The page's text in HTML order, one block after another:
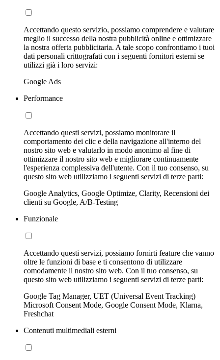
Accettando questo servizio, possiamo comprendere e valutare
meglio il successo della nostra pubblicità online e ottimizzare
la nostra offerta pubblicitaria. A tale scopo confrontiamo i tuoi
dati personali crittografati con i seguenti fornitori esterni se
utilizzi già i loro servizi:
Google Ads
Performance
Accettando questi servizi, possiamo monitorare il
comportamento dei clic e della navigazione all'interno del
nostro sito web e valutarlo in modo anonimo al fine di
ottimizzare il nostro sito web e migliorare continuamente
l'esperienza complessiva dell'utente. Con il tuo consenso, su
questo sito web utilizziamo i seguenti servizi di terze parti:
Google Analytics, Google Optimize, Clarity, Recensioni dei
clienti su Google, A/B-Testing
Funzionale
Accettando questi servizi, possiamo fornirti feature che vanno
oltre le funzioni di base e ti consentono di utilizzare
comodamente il nostro sito web. Con il tuo consenso, su
questo sito web utilizziamo i seguenti servizi di terze parti:
Google Tag Manager, UET (Universal Event Tracking)
Microsoft Consent Mode, Google Consent Mode, Klarna,
Freshchat
Contenuti multimediali esterni